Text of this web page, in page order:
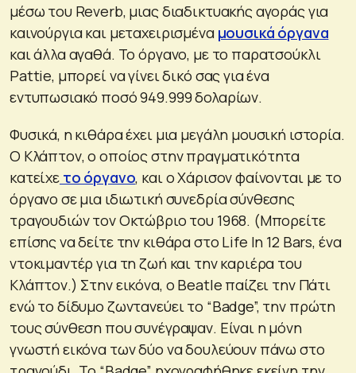
μέσω του Reverb, μιας διαδικτυακής αγοράς για
καινούργια και μεταχειρισμένα μουσικά όργανα
και άλλα αγαθά. Το όργανο, με το παρατσούκλι
Pattie, μπορεί να γίνει δικό σας για ένα
εντυπωσιακό ποσό 949.999 δολαρίων.
Φυσικά, η κιθάρα έχει μια μεγάλη μουσική ιστορία.
Ο Κλάπτον, ο οποίος στην πραγματικότητα
κατείχετο όργανο, και ο Χάρισον φαίνονται με το
όργανο σε μια ιδιωτική συνεδρία σύνθεσης
τραγουδιών τον Οκτώβριο του 1968. (Μπορείτε
επίσης να δείτε την κιθάρα στο Life In 12 Bars, ένα
ντοκιμαντέρ για τη ζωή και την καριέρα του
Κλάπτον.) Στην εικόνα, ο Beatle παίζει την Πάτι
ενώ το δίδυμο ζωντανεύει το “Badge”, την πρώτη
τους σύνθεση που συνέγραψαν. Είναι η μόνη
γνωστή εικόνα των δύο να δουλεύουν πάνω στο